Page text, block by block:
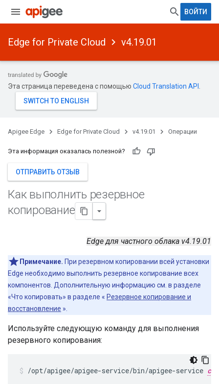
ВОЙТИ
Edge for Private Cloud v4.19.01
Эта страница переведена с помощью Cloud Translation API
Apigee Edge Edge for Private Cloud v4.19.01 Операции
Эта информация оказалась полезной?
ОТПРАВИТЬ ОТЗЫВ
Как выполнить резервное
копирование
Edge для частного облака v4.19.01
Примечание. При резервном копировании всей установки
Edge необходимо выполнить резервное копирование всех
компонентов. Дополнительную информацию см. в разделе
«Что копировать» в разделе « Резервное копирование и
восстановление ».
Используйте следующую команду для выполнения
резервного копирования:
/opt/apigee/apigee-service/bin/apigee-service